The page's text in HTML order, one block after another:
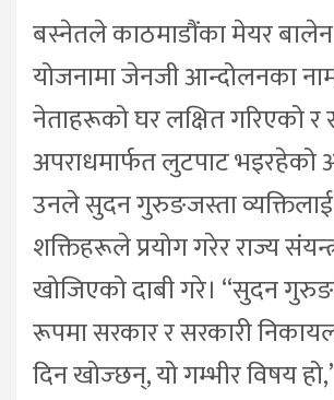
बस्नेतले काठमाडौंका मेयर
योजनामा जेनजी आन्दोलनका
नेताहरूको घर लक्षित गरिएको र
अपराधमार्फत लुटपाट भइरहेको
उनले सुदन गुरुङजस्ता व्यक्तिलाई
शक्तिहरूले प्रयोग गरेर राज्य
खोजिएको दाबी गरे। “सुदन
रूपमा सरकार र सरकारी
दिन खोज्छन्, यो गम्भीर विषय